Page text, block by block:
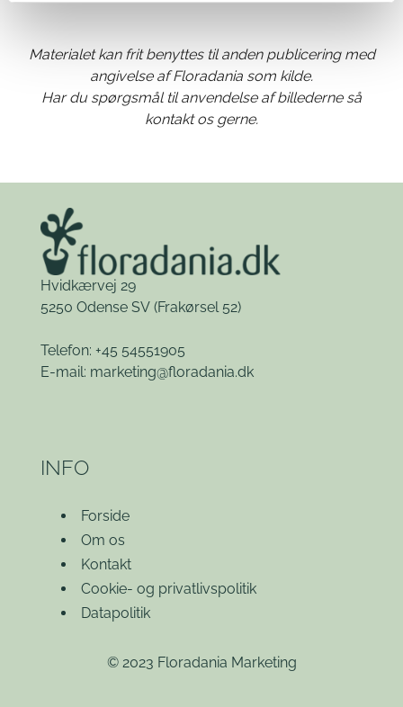
Materialet kan frit benyttes til anden publicering med
angivelse af Floradania som kilde.
Har du spørgsmål til anvendelse af billederne så
kontakt os gerne.
Hvidkærvej 29
5250 Odense SV (Frakørsel 52)
Telefon: +45 54551905
E-mail: marketing@floradania.dk
INFO
Forside
Om os
Kontakt
Cookie- og privatlivspolitik
Datapolitik
© 2023 Floradania Marketing